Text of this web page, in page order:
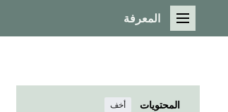
القائمة الرئيسية
المعرفة
المحتويات أخف